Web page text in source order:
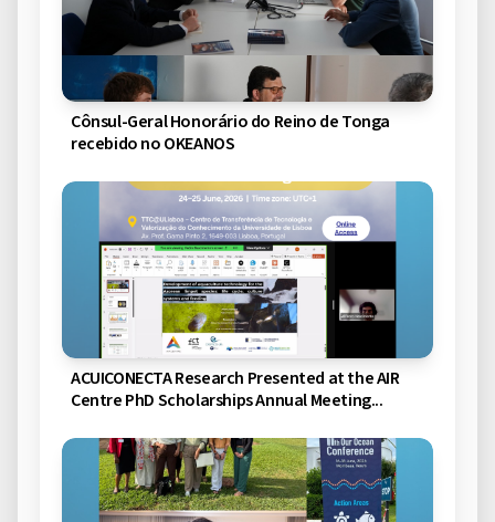
Cônsul-Geral Honorário do Reino de Tonga
recebido no OKEANOS
ACUICONECTA Research Presented at the AIR
Centre PhD Scholarships Annual Meeting...